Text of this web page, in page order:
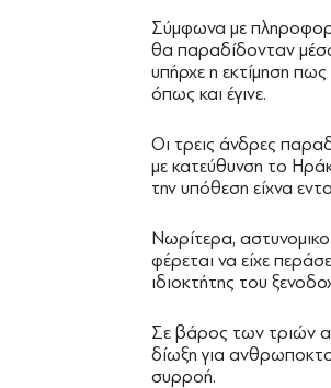
Σύμφωνα με
θα παραδίδονταν
υπήρχε η εκτίμηση
όπως και έγινε.
Οι τρεις άνδρες
με κατεύθυνση το
την υπόθεση είχνα
Νωρίτερα,
φέρεται να είχε
ιδιοκτήτης του
Σε βάρος των τριών
δίωξη για
συρροή.